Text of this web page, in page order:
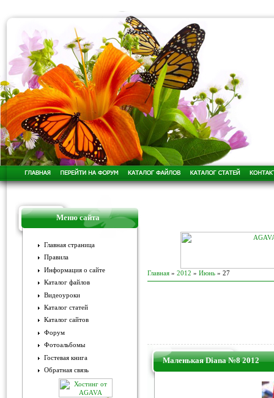
Меню сайта
Главная страница
Правила
Информация о сайте
Каталог файлов
Видеоуроки
Каталог статей
Каталог сайтов
Форум
Фотоальбомы
Гостевая книга
Обратная связь
Главная » 2012 » Июнь » 27
Маленькая Diana №8 2012